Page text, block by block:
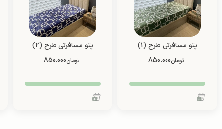
پتو مسافرتی طرح (1)
فانتزی (یک نفره/ دو نفره)
تومان850.000
پتو مسافرتی طرح (2)
فانتزی (یک نفره/ دو نفره)
تومان850.000